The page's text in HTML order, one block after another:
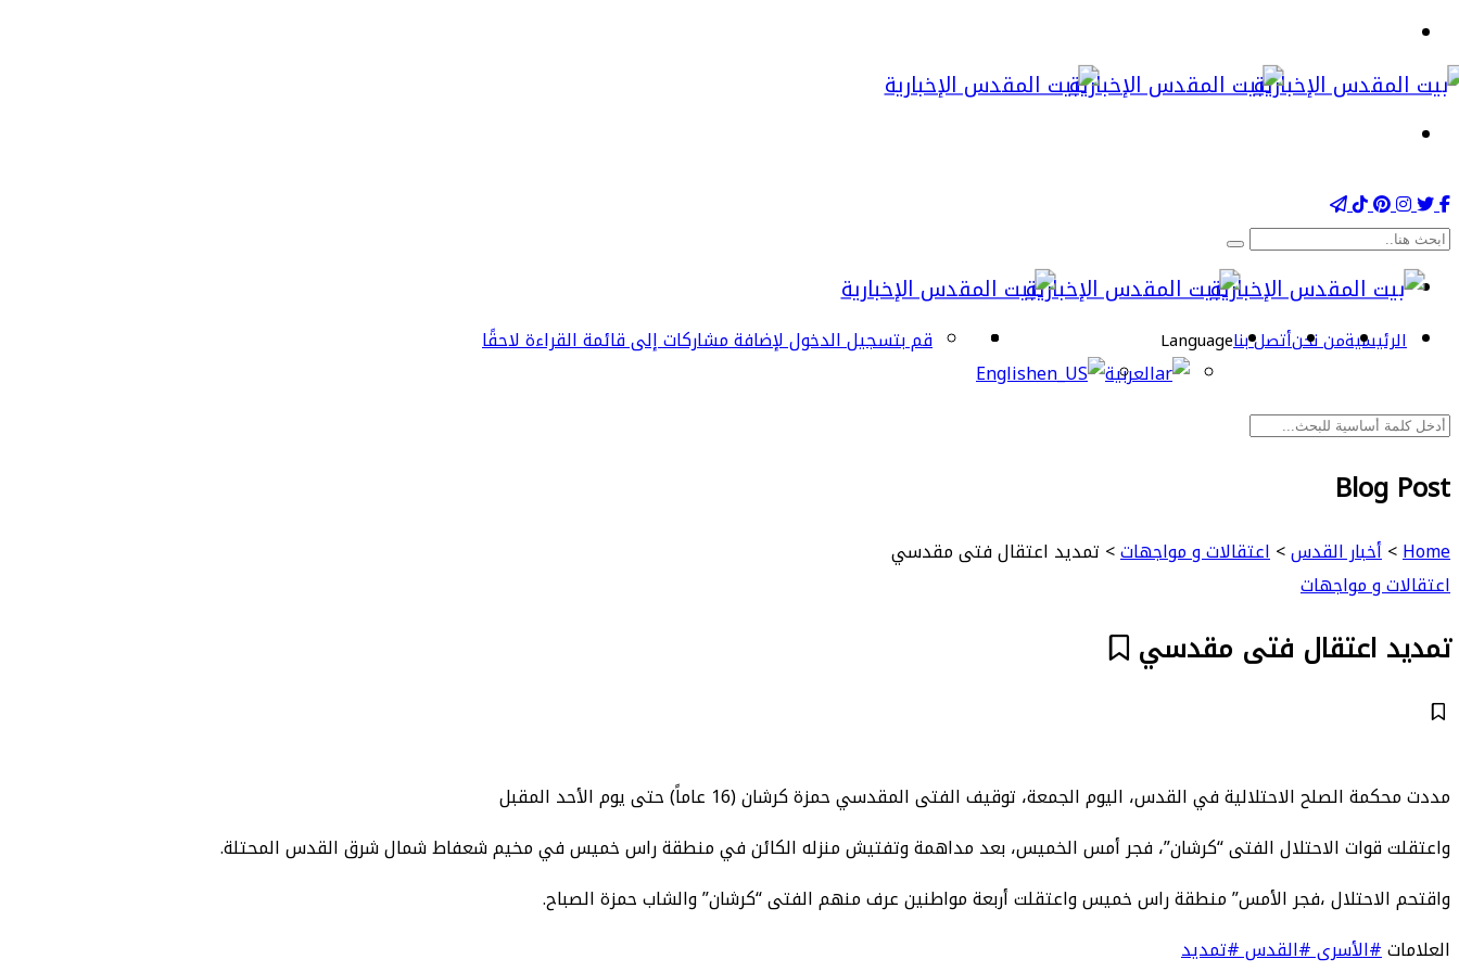
الرئيسيةمن نحنأتصل بناLanguage
العربية English
قم بتسجيل الدخول لإضافة مشاركات إلى قائمة القراءة لاحقًا
Blog Post
Home
>أخبار القدس>اعتقالات و مواجهات> تمديد اعتقال فتى مقدسي
اعتقالات و مواجهات
تمديد اعتقال فتى مقدسي
مددت محكمة الصلح الاحتلالية في القدس، اليوم الجمعة، توقيف الفتى المقدسي حمزة كرشان (16 عاماً) حتى يوم الأحد المقبل
واعتقلت قوات الاحتلال الفتى “كرشان”، فجر أمس الخميس، بعد مداهمة وتفتيش منزله الكائن في منطقة راس خميس في مخيم شعفاط شمال شرق القدس المحتلة.
واقتحم الاحتلال ،فجر الأمس” منطقة راس خميس واعتقلت أربعة مواطنين عرف منهم الفتى “كرشان” والشاب حمزة الصباح.
العلامات#الأسرى#القدس#تمديد